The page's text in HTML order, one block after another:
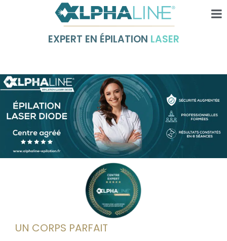
EXPERT EN ÉPILATION LASER
UN CORPS PARFAIT